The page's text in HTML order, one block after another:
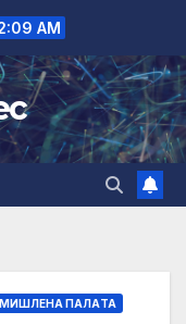
AM
ПАЛAТА